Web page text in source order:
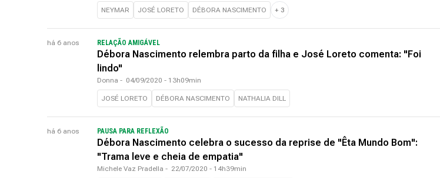
NEYMAR JOSÉ LORETO DÉBORA NASCIMENTO + 3
há 6 anos RELAÇÃO AMIGÁVEL
Débora Nascimento relembra parto da filha e José Loreto comenta: "Foi
lindo"
Donna - 04/09/2020 - 13h09min
JOSÉ LORETO DÉBORA NASCIMENTO NATHALIA DILL
há 6 anos PAUSA PARA REFLEXÃO
Débora Nascimento celebra o sucesso da reprise de "Êta Mundo Bom":
"Trama leve e cheia de empatia"
Michele Vaz Pradella - 22/07/2020 - 14h39min